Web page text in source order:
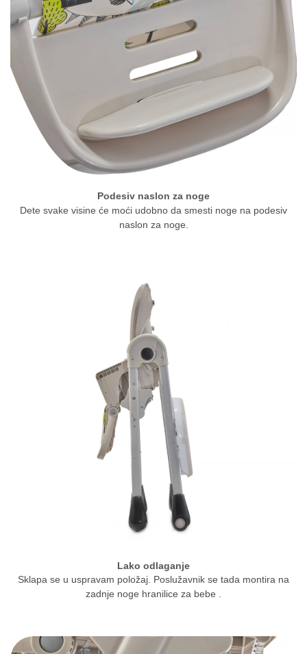
Podesiv naslon za noge
Dete svake visine će moći udobno da smesti noge na podesiv
naslon za noge.
Lako odlaganje
Sklapa se u uspravam položaj. Poslužavnik se tada montira na
zadnje noge hranilice za bebe .